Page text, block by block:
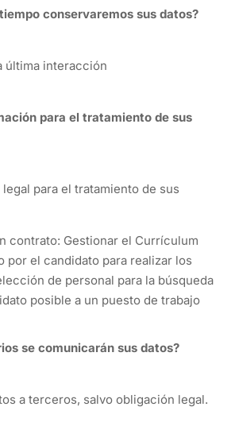
conservaremos sus datos?
última interacción
para el tratamiento de sus
para el tratamiento de sus
contrato: Gestionar el Currículum
por el candidato para realizar los
de personal para la búsqueda
posible a un puesto de trabajo
se comunicarán sus datos?
a terceros, salvo obligación legal.